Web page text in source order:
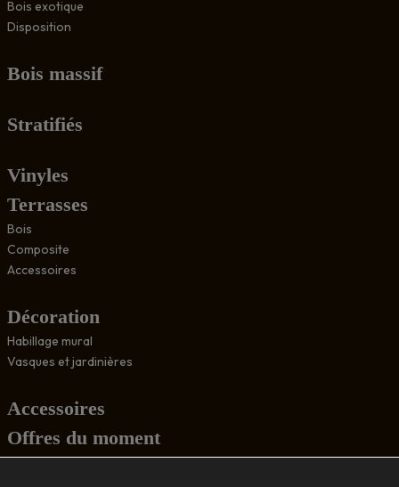
Bois exotique
Disposition
Bois massif
Stratifiés
Vinyles
Terrasses
Bois
Composite
Accessoires
Décoration
Habillage mural
Vasques et jardinières
Accessoires
Offres du moment